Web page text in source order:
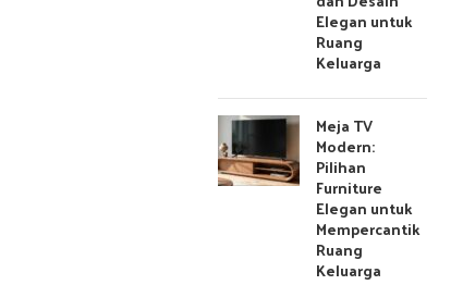
Elegan untuk
Ruang
Keluarga
Meja TV
Modern:
Pilihan
Furniture
Elegan untuk
Mempercantik
Ruang
Keluarga